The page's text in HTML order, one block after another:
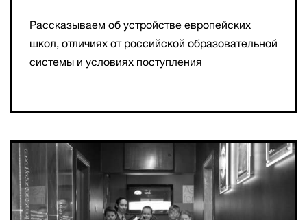
Рассказываем об устройстве европейских
школ, отличиях от российской образовательной
системы и условиях поступления